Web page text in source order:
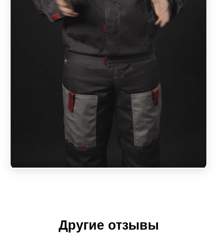
Другие отзывы